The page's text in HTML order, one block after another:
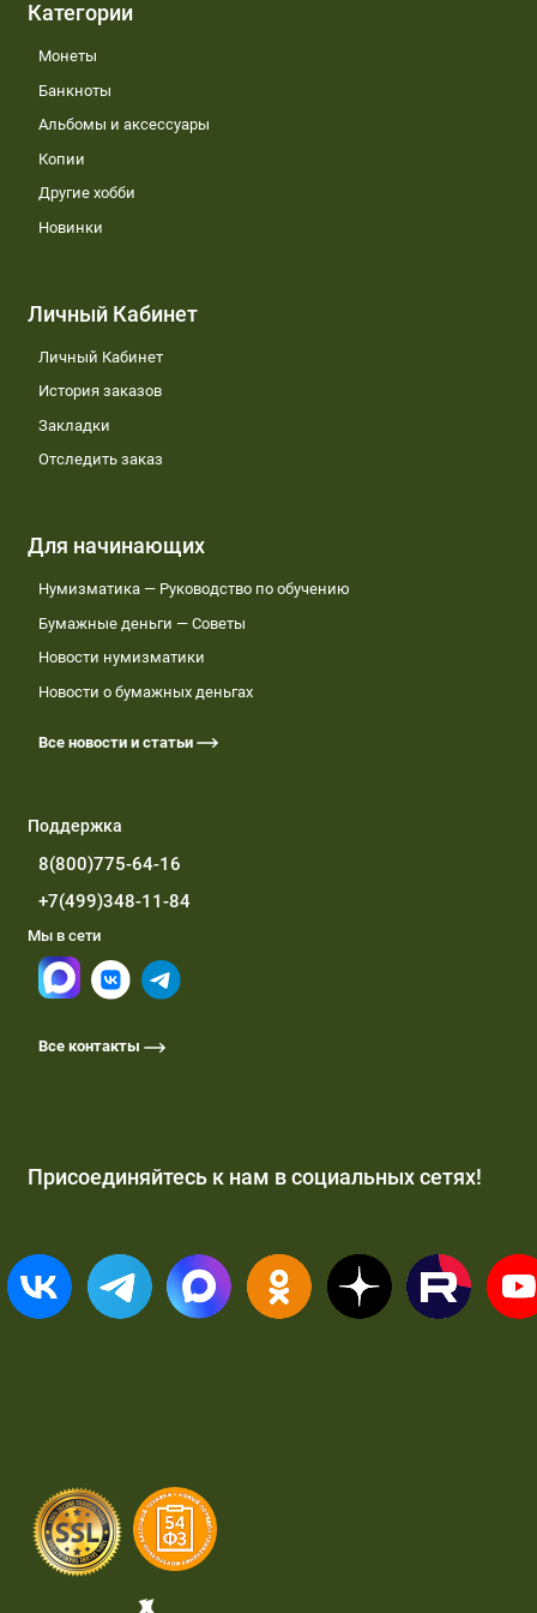
Категории
Монеты
Банкноты
Альбомы и аксессуары
Копии
Другие хобби
Новинки
Личный Кабинет
Личный Кабинет
История заказов
Закладки
Отследить заказ
Для начинающих
Нумизматика — Руководство по обучению
Бумажные деньги — Советы
Новости нумизматики
Новости о бумажных деньгах
Все новости и статьи
Поддержка
8(800)775-64-16
+7(499)348-11-84
Мы в сети
Все контакты
Присоединяйтесь к нам в социальных сетях!